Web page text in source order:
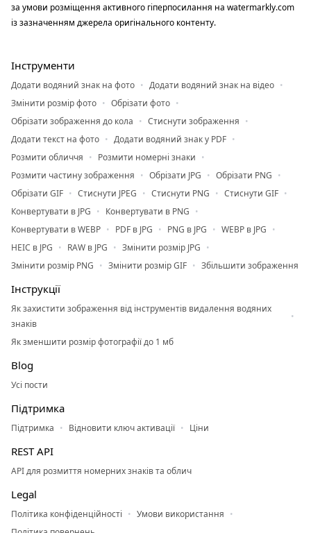
за умови розміщення активного гіперпосилання на watermarkly.com
із зазначенням джерела оригінального контенту.
Інструменти
Додати водяний знак на фото
Додати водяний знак на відео
Змінити розмір фото
Обрізати фото
Обрізати зображення до кола
Стиснути зображення
Додати текст на фото
Додати водяний знак у PDF
Розмити обличчя
Розмити номерні знаки
Розмити частину зображення
Обрізати JPG
Обрізати PNG
Обрізати GIF
Стиснути JPEG Стиснути PNG
Стиснути GIF
Конвертувати в JPG
Конвертувати в PNG
Конвертувати в WEBP
PDF в JPG PNG в JPG
WEBP в JPG
HEIC в JPG
RAW в JPG
Змінити розмір JPG
Змінити розмір PNG
Змінити розмір GIF Збільшити зображення
Інструкції
Як захистити зображення від інструментів видалення водяних
знаків
Як зменшити розмір фотографії до 1 мб
Blog
Усі пости
Підтримка
Підтримка Відновити ключ активації Ціни
REST API
API для розмиття номерних знаків та облич
Legal
Політика конфіденційності
Умови використання